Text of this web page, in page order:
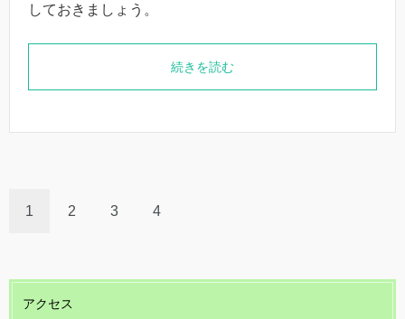
しておきましょう。
続きを読む
1 2 3 4
アクセス